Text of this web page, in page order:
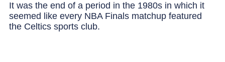
It was the end of a period in the 1980s in which it
seemed like every NBA Finals matchup featured
the Celtics sports club.